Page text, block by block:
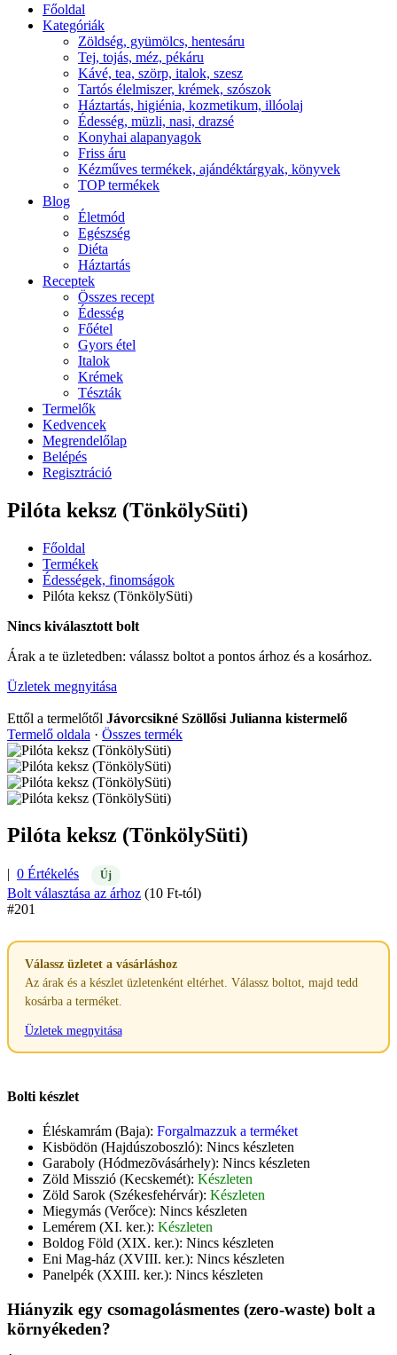
Főoldal
Kategóriák
Zöldség, gyümölcs, hentesáru
Tej, tojás, méz, pékáru
Kávé, tea, szörp, italok, szesz
Tartós élelmiszer, krémek, szószok
Háztartás, higiénia, kozmetikum, illóolaj
Édesség, müzli, nasi, drazsé
Konyhai alapanyagok
Friss áru
Kézműves termékek, ajándéktárgyak, könyvek
TOP termékek
Blog
Életmód
Egészség
Diéta
Háztartás
Receptek
Összes recept
Édesség
Főétel
Gyors étel
Italok
Krémek
Tészták
Termelők
Kedvencek
Megrendelőlap
Belépés
Regisztráció
Pilóta keksz (TönkölySüti)
Főoldal
Termékek
Édességek, finomságok
Pilóta keksz (TönkölySüti)
Nincs kiválasztott bolt
Árak a te üzletedben: válassz boltot a pontos árhoz és a kosárhoz.
Üzletek megnyitása
Ettől a termelőtől Jávorcsikné Szöllősi Julianna kistermelő
Termelő oldala · Összes termék
Pilóta keksz (TönkölySüti)
| 0 Értékelés Új
Bolt választása az árhoz (10 Ft-tól)
#201
Válassz üzletet a vásárláshoz
Az árak és a készlet üzletenként eltérhet. Válassz boltot, majd tedd
kosárba a terméket.
Üzletek megnyitása
Bolti készlet
Éléskamrám (Baja): Forgalmazzuk a terméket
Kisbödön (Hajdúszoboszló): Nincs készleten
Garaboly (Hódmezõvásárhely): Nincs készleten
Zöld Misszió (Kecskemét): Készleten
Zöld Sarok (Székesfehérvár): Készleten
Miegymás (Verőce): Nincs készleten
Lemérem (XI. ker.): Készleten
Boldog Föld (XIX. ker.): Nincs készleten
Eni Mag-ház (XVIII. ker.): Nincs készleten
Panelpék (XXIII. ker.): Nincs készleten
Hiányzik egy csomagolásmentes (zero-waste) bolt a
környékeden?